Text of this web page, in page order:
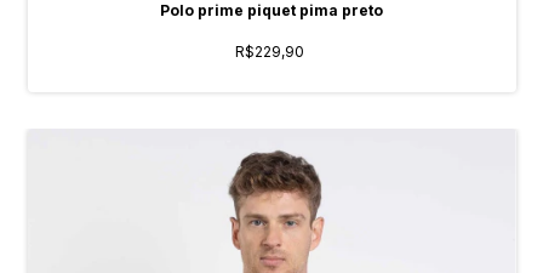
Polo prime piquet pima preto
R$229,90